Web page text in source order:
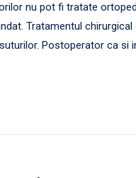
nu pot fi tratate
Tratamentul
Postoperator ca